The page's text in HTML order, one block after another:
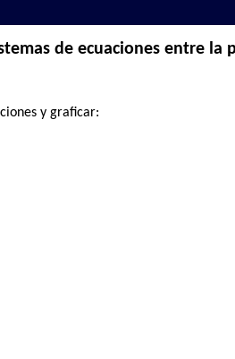
de ecuaciones entre
y graficar: